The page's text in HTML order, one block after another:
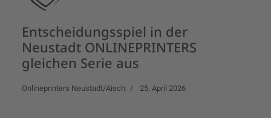
Entscheidungsspiel in der
Neustadt ONLINEPRINTERS
gleichen Serie aus
Onlineprinters Neustadt/Aisch 25. April 2026